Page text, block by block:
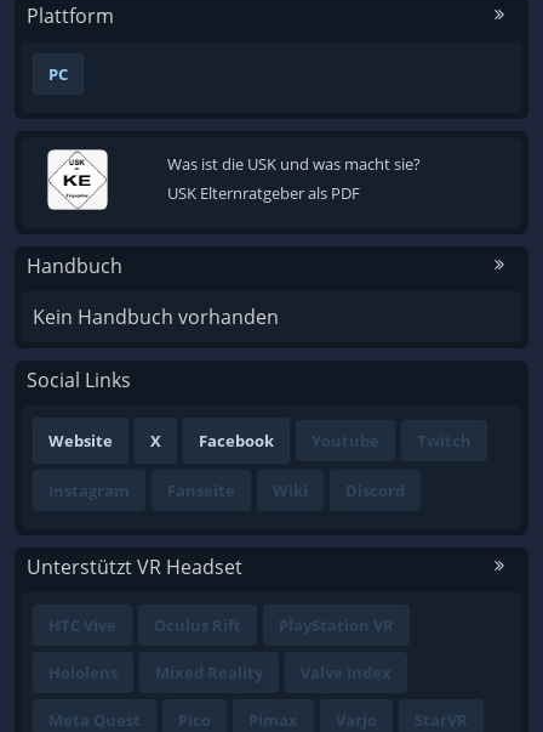
Plattform
PC
Was ist die USK und was macht sie?
USK Elternratgeber als PDF
Handbuch
Kein Handbuch vorhanden
Social Links
Website X Facebook Youtube Twitch
Instagram Fanseite Wiki Discord
Unterstützt VR Headset
HTC Vive Oculus Rift PlayStation VR
Hololens Mixed Reality Valve Index
Meta Quest Pico Pimax Varjo StarVR